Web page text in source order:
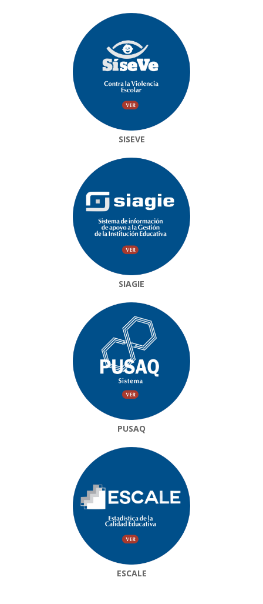
SISEVE
SIAGIE
PUSAQ
ESCALE